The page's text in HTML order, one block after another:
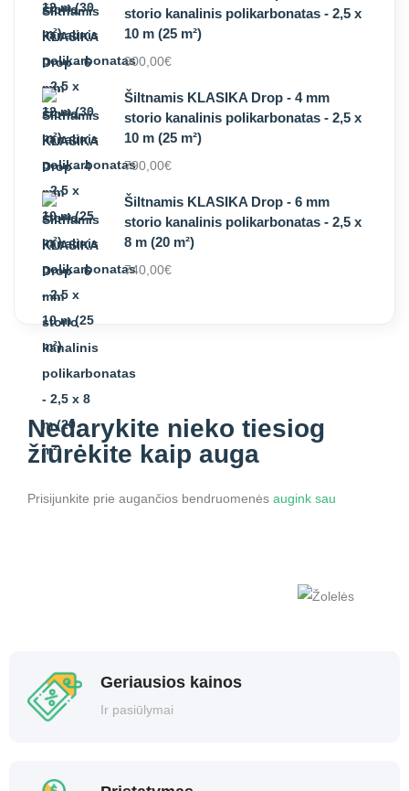
storio kanalinis polikarbonatas - 2,5 x
10 m (25 m²)
900,00€
Šiltnamis KLASIKA Drop - 4 mm
storio kanalinis polikarbonatas - 2,5 x
10 m (25 m²)
790,00€
Šiltnamis KLASIKA Drop - 6 mm
storio kanalinis polikarbonatas - 2,5 x
8 m (20 m²)
740,00€
Nedarykite nieko tiesiog
žiūrėkite kaip auga
Prisijunkite prie augančios bendruomenės augink sau
Geriausios kainos
Ir pasiūlymai